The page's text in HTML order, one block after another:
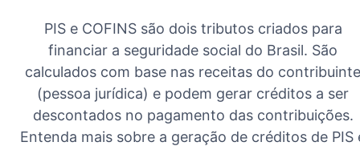
PIS e COFINS são dois tributos criados para
financiar a seguridade social do Brasil. São
calculados com base nas receitas do contribuinte
(pessoa jurídica) e podem gerar créditos a ser
descontados no pagamento das contribuições.
Entenda mais sobre a geração de créditos de PIS